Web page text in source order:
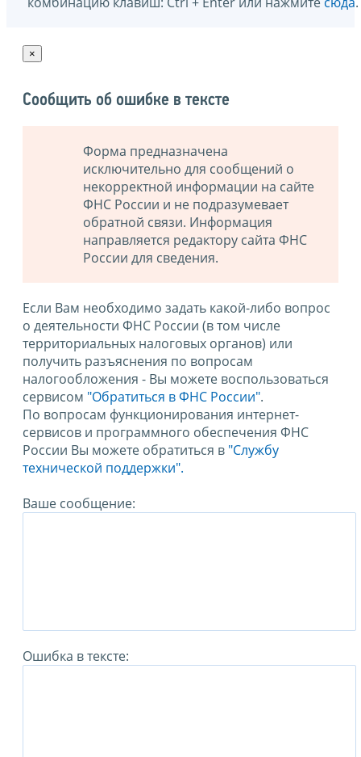
×
Сообщить об ошибке в тексте
Форма предназначена
исключительно для сообщений о
некорректной информации на сайте
ФНС России и не подразумевает
обратной связи. Информация
направляется редактору сайта ФНС
России для сведения.
Если Вам необходимо задать какой-либо вопрос
о деятельности ФНС России (в том числе
территориальных налоговых органов) или
получить разъяснения по вопросам
налогообложения - Вы можете воспользоваться
сервисом "Обратиться в ФНС России".
По вопросам функционирования интернет-
сервисов и программного обеспечения ФНС
России Вы можете обратиться в "Службу
технической поддержки".
Ваше сообщение:
Ошибка в тексте: